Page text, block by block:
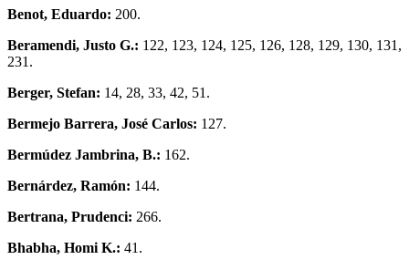
Benot, Eduardo: 200.
Beramendi, Justo G.: 122, 123, 124, 125, 126, 128, 129, 130, 131,
231.
Berger, Stefan: 14, 28, 33, 42, 51.
Bermejo Barrera, José Carlos: 127.
Bermúdez Jambrina, B.: 162.
Bernárdez, Ramón: 144.
Bertrana, Prudenci: 266.
Bhabha, Homi K.: 41.